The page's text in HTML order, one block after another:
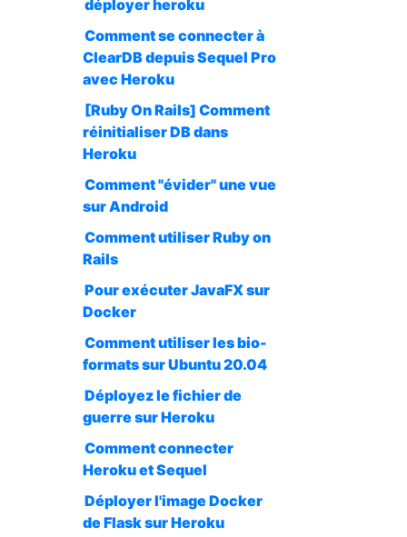
déployer heroku
Comment se connecter à
ClearDB depuis Sequel Pro
avec Heroku
[Ruby On Rails] Comment
réinitialiser DB dans
Heroku
Comment "évider" une vue
sur Android
Comment utiliser Ruby on
Rails
Pour exécuter JavaFX sur
Docker
Comment utiliser les bio-
formats sur Ubuntu 20.04
Déployez le fichier de
guerre sur Heroku
Comment connecter
Heroku et Sequel
Déployer l'image Docker
de Flask sur Heroku